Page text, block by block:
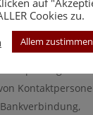
(z.B.
von
auf
Cookies zu.
Allem zustimmen